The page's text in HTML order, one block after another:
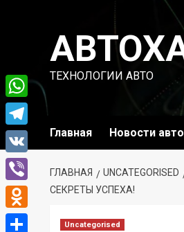
содержимому
ТЕХНОЛОГИИ АВТО
Главная Новости авто
ГЛАВНАЯ UNCATEGORISED
СЕКРЕТЫ УСПЕХА!
Uncategorised
WhatsApp
Telegram
VK
Viber
Odnoklassniki